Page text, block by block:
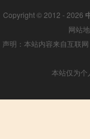
Copyright © 2012 - 2026
网站
声明：本站内容来自互联
本站仅为个